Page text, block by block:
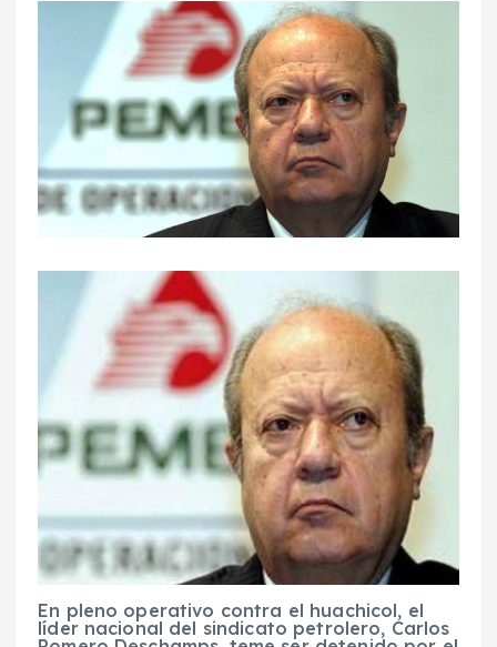
En pleno operativo contra el huachicol, el
líder nacional del sindicato petrolero, Carlos